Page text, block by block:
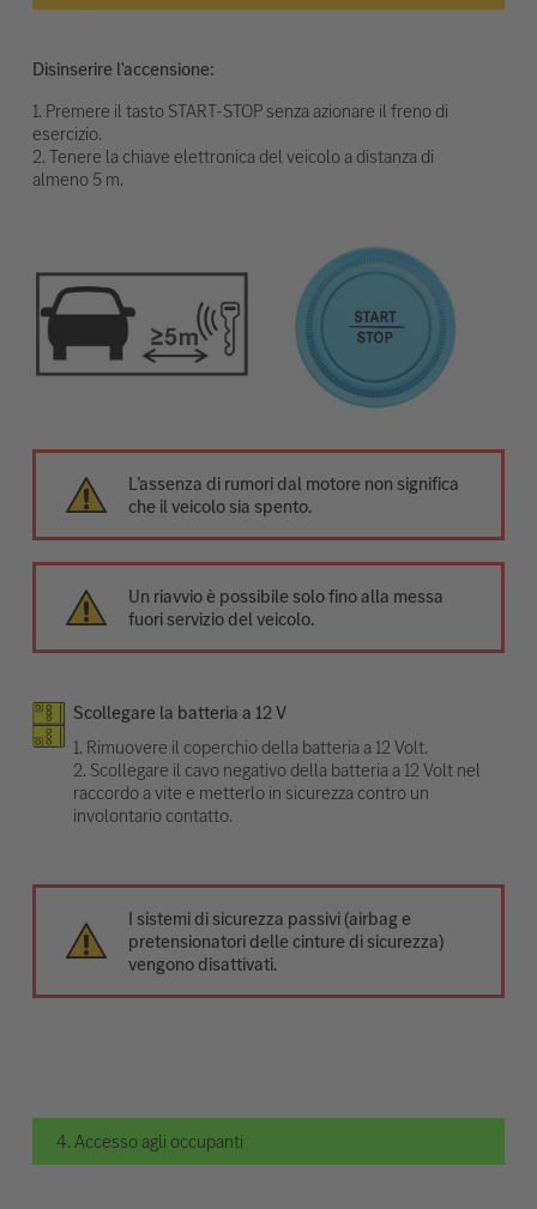
Disinserire l'accensione:
1. Premere il tasto START-STOP senza azionare il freno di
esercizio.
2. Tenere la chiave elettronica del veicolo a distanza di
almeno 5 m.
L’assenza di rumori dal motore non significa
che il veicolo sia spento.
Un riavvio è possibile solo fino alla messa
fuori servizio del veicolo.
Scollegare la batteria a 12 V
1. Rimuovere il coperchio della batteria a 12 Volt.
2. Scollegare il cavo negativo della batteria a 12 Volt nel
raccordo a vite e metterlo in sicurezza contro un
involontario contatto.
I sistemi di sicurezza passivi (airbag e
pretensionatori delle cinture di sicurezza)
vengono disattivati.
4. Accesso agli occupanti